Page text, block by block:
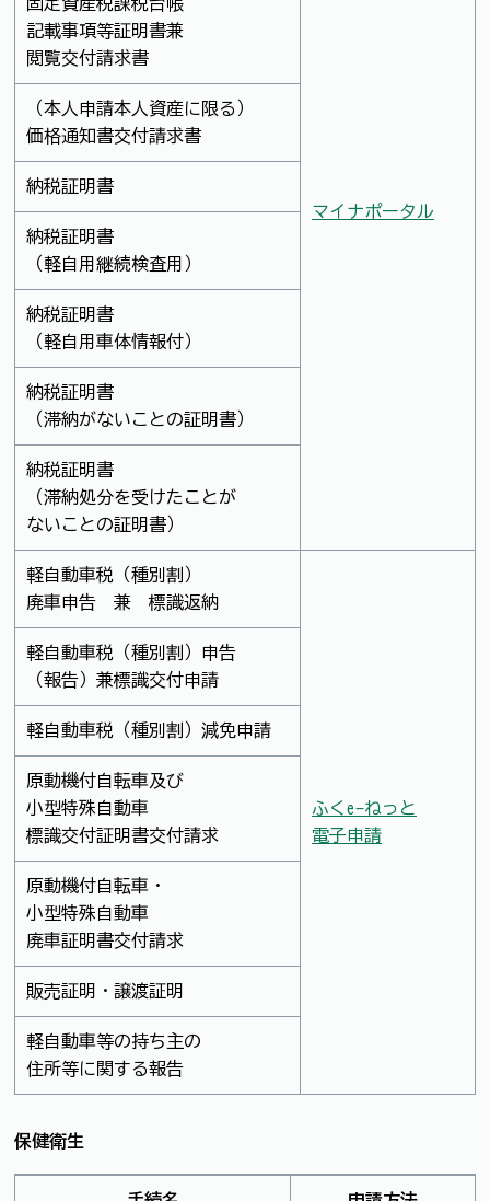
マイナポータル
記載事項等証明書兼
閲覧交付請求書
（本人申請本人資産に限る）
価格通知書交付請求書
納税証明書
納税証明書
（軽自用継続検査用）
納税証明書
（軽自用車体情報付）
納税証明書
（滞納がないことの証明書）
納税証明書
（滞納処分を受けたことが
ないことの証明書）
軽自動車税（種別割）
廃車申告 兼 標識返納
ふくe-ねっと
電子申請
軽自動車税（種別割）申告
（報告）兼標識交付申請
軽自動車税（種別割）減免申請
原動機付自転車及び
小型特殊自動車
標識交付証明書交付請求
原動機付自転車・
小型特殊自動車
廃車証明書交付請求
販売証明・譲渡証明
軽自動車等の持ち主の
住所等に関する報告
保健衛生